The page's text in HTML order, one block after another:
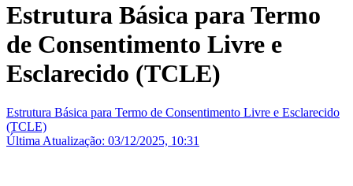
Estrutura Básica para Termo
de Consentimento Livre e
Esclarecido (TCLE)
Estrutura Básica para Termo de Consentimento Livre e Esclarecido
(TCLE)
Última Atualização: 03/12/2025, 10:31